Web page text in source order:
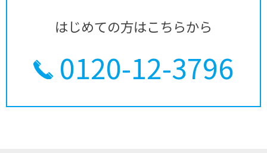
はじめての方はこちらから
0120-12-3796